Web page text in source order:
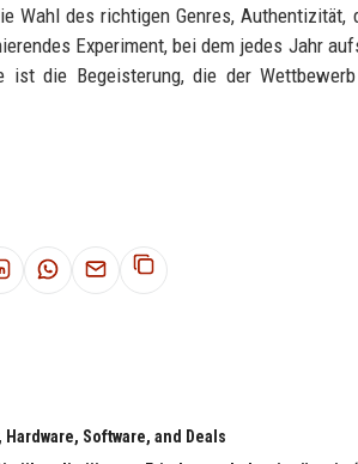
Wahl des richtigen Genres,
Experiment, bei dem jedes Jahr
ist die Begeisterung, die der
Software, and Deals